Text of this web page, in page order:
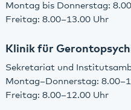
Montag bis Donnerstag:
Freitag: 8.00–13.00 Uhr
Klinik für
Sekretariat und
Montag–Donnerstag:
Freitag: 8.00–12.00 Uhr